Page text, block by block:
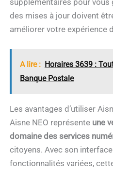
des mises à jour doivent
améliorer votre expérience
A lire : Horaires 3639 :
Banque Postale
Les avantages d’utiliser
Aisne NEO représente une
domaine des services
citoyens. Avec son
fonctionnalités variées,